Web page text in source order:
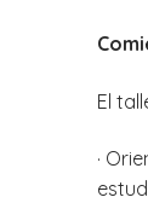
El
·